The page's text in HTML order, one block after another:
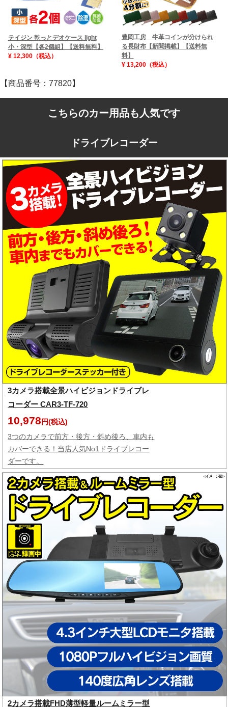
テイジン 乾っとデオケース light
小・深型【各2個組】【送料無料】
¥ 12,300（税込）
豊岡工房 牛革コインが分けられ
る長財布【新聞掲載】【送料無
料】
¥ 13,200（税込）
【商品番号：77820】
こちらのカー用品も人気です
ドライブレコーダー
3カメラ搭載全景ハイビジョンドライブレ
コーダー CAR3-TF-720
10,978 円(税込)
3つのカメラで前方・後方・斜め後ろ、車内も
カバーできる！当店人気No1ドライブレコー
ダーです。
2カメラ搭載FHD薄型軽量ルームミラー型